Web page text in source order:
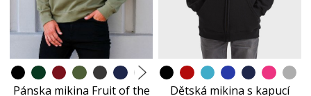
Pánska mikina Fruit of the
Dětská mikina s kapucí